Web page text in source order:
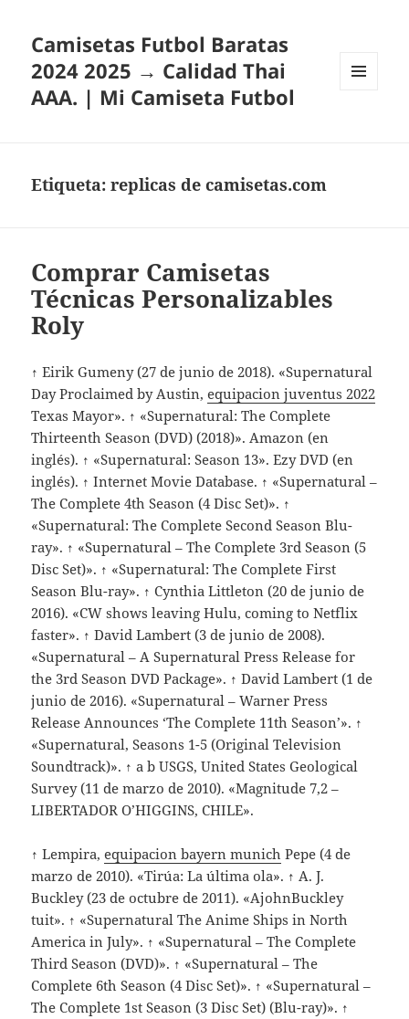
Camisetas Futbol Baratas
2024 2025 → Calidad Thai
AAA. | Mi Camiseta Futbol
Etiqueta:replicas de camisetas.com
Comprar Camisetas
Técnicas Personalizables
Roly
↑ Eirik Gumeny (27 de junio de 2018). «Supernatural
Day Proclaimed by Austin,equipacion juventus 2022
Texas Mayor». ↑ «Supernatural: The Complete
Thirteenth Season (DVD) (2018)». Amazon (en
inglés). ↑ «Supernatural: Season 13». Ezy DVD (en
inglés). ↑ Internet Movie Database. ↑ «Supernatural –
The Complete 4th Season (4 Disc Set)». ↑
«Supernatural: The Complete Second Season Blu-
ray». ↑ «Supernatural – The Complete 3rd Season (5
Disc Set)». ↑ «Supernatural: The Complete First
Season Blu-ray». ↑ Cynthia Littleton (20 de junio de
2016). «CW shows leaving Hulu, coming to Netflix
faster». ↑ David Lambert (3 de junio de 2008).
«Supernatural – A Supernatural Press Release for
the 3rd Season DVD Package». ↑ David Lambert (1 de
junio de 2016). «Supernatural – Warner Press
Release Announces ‘The Complete 11th Season’». ↑
«Supernatural, Seasons 1-5 (Original Television
Soundtrack)». ↑ a b USGS, United States Geological
Survey (11 de marzo de 2010). «Magnitude 7,2 –
LIBERTADOR O’HIGGINS, CHILE».
↑ Lempira,equipacion bayern munich Pepe (4 de
marzo de 2010). «Tirúa: La última ola». ↑ A. J.
Buckley (23 de octubre de 2011). «AjohnBuckley
tuit». ↑ «Supernatural The Anime Ships in North
America in July». ↑ «Supernatural – The Complete
Third Season (DVD)». ↑ «Supernatural – The
Complete 6th Season (4 Disc Set)». ↑ «Supernatural –
The Complete 1st Season (3 Disc Set) (Blu-ray)». ↑